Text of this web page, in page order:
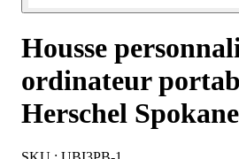
Housse
ordinateur
Herschel Spokane